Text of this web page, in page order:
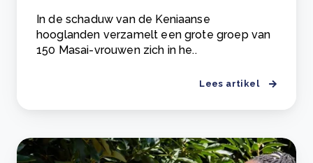
In de schaduw van de Keniaanse
hooglanden verzamelt een grote groep van
150 Masai-vrouwen zich in he..
Lees artikel